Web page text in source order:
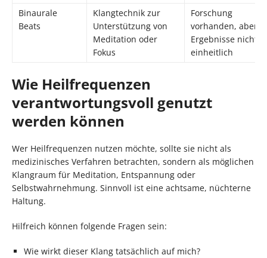
Binaurale
Beats
Klangtechnik zur
Unterstützung von
Meditation oder
Fokus
Forschung
vorhanden, aber
Ergebnisse nicht
einheitlich
Wie Heilfrequenzen
verantwortungsvoll genutzt
werden können
Wer Heilfrequenzen nutzen möchte, sollte sie nicht als
medizinisches Verfahren betrachten, sondern als möglichen
Klangraum für Meditation, Entspannung oder
Selbstwahrnehmung. Sinnvoll ist eine achtsame, nüchterne
Haltung.
Hilfreich können folgende Fragen sein:
Wie wirkt dieser Klang tatsächlich auf mich?